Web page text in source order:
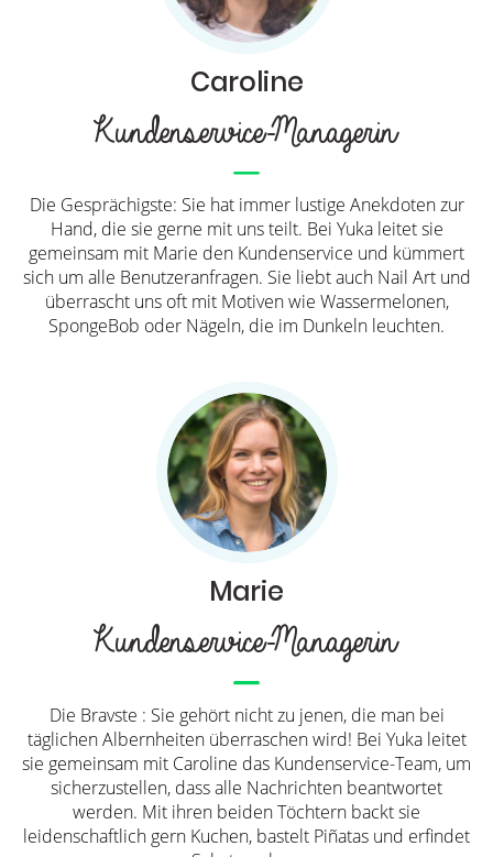
Caroline
Kundenservice-Managerin
Die Gesprächigste: Sie hat immer lustige Anekdoten zur
Hand, die sie gerne mit uns teilt. Bei Yuka leitet sie
gemeinsam mit Marie den Kundenservice und kümmert
sich um alle Benutzeranfragen. Sie liebt auch Nail Art und
überrascht uns oft mit Motiven wie Wassermelonen,
SpongeBob oder Nägeln, die im Dunkeln leuchten.
Marie
Kundenservice-Managerin
Die Bravste : Sie gehört nicht zu jenen, die man bei
täglichen Albernheiten überraschen wird! Bei Yuka leitet
sie gemeinsam mit Caroline das Kundenservice-Team, um
sicherzustellen, dass alle Nachrichten beantwortet
werden. Mit ihren beiden Töchtern backt sie
leidenschaftlich gern Kuchen, bastelt Piñatas und erfindet